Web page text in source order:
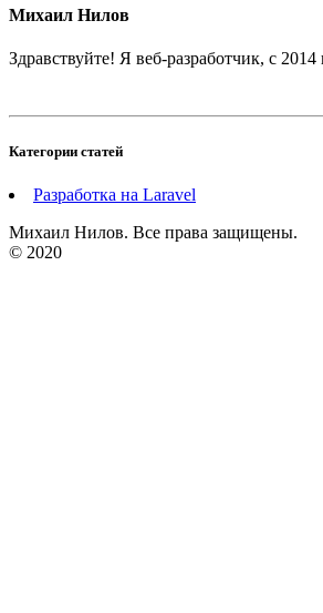
Михаил Нилов
Здравствуйте! Я веб-разработчик, с
Категории статей
Разработка на Laravel
Михаил Нилов. Все права защищены.
© 2020